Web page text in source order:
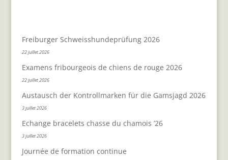
Freiburger Schweisshundeprüfung 2026
22 juillet 2026
Examens fribourgeois de chiens de rouge 2026
22 juillet 2026
Austausch der Kontrollmarken für die Gamsjagd 2026
3 juillet 2026
Echange bracelets chasse du chamois ’26
3 juillet 2026
Journée de formation continue